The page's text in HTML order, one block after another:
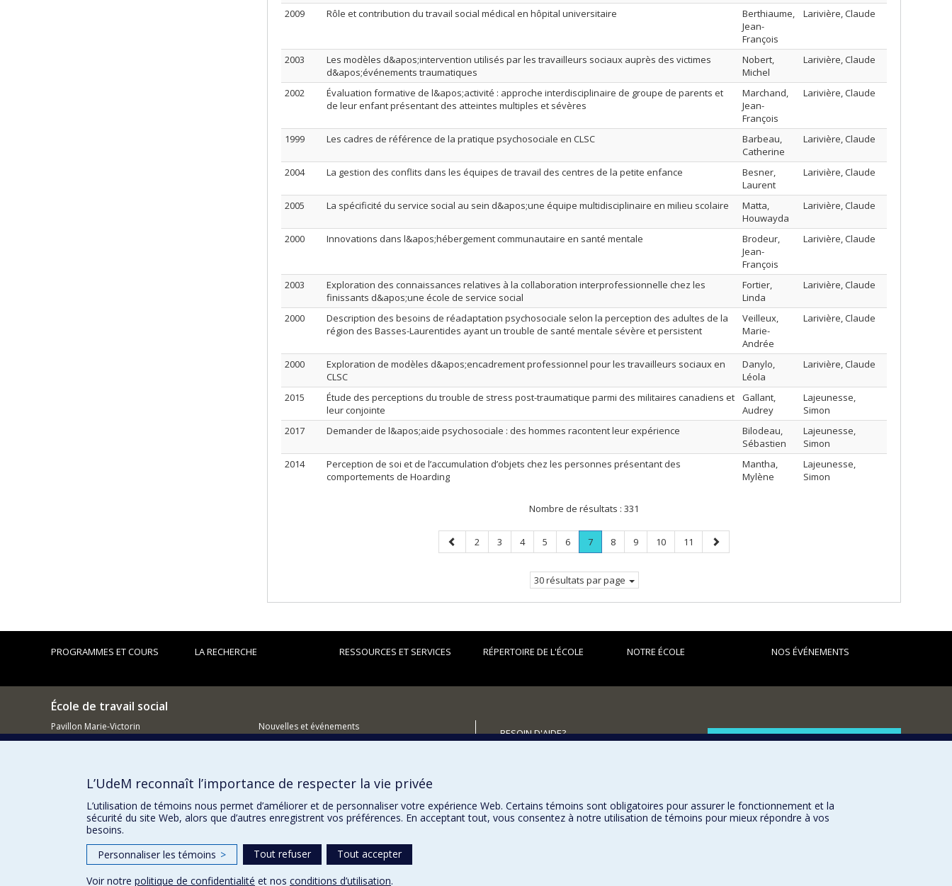
2009 Rôle et contribution du travail social médical en hôpital universitaire
Berthiaume,
Jean-
François
Larivière, Claude
2003
Les modèles d&apos;intervention utilisés par les travailleurs sociaux auprès des victimes
d&apos;événements traumatiques
Nobert,
Michel
Larivière, Claude
2002
Évaluation formative de l&apos;activité : approche interdisciplinaire de groupe de parents et
de leur enfant présentant des atteintes multiples et sévères
Marchand,
Jean-
François
Larivière, Claude
1999 Les cadres de référence de la pratique psychosociale en CLSC
Barbeau,
Catherine
Larivière, Claude
2004 La gestion des conflits dans les équipes de travail des centres de la petite enfance
Besner,
Laurent
Larivière, Claude
2005 La spécificité du service social au sein d&apos;une équipe multidisciplinaire en milieu scolaire
Matta,
Houwayda
Larivière, Claude
2000 Innovations dans l&apos;hébergement communautaire en santé mentale
Brodeur,
Jean-
François
Larivière, Claude
2003
Exploration des connaissances relatives à la collaboration interprofessionnelle chez les
finissants d&apos;une école de service social
Fortier,
Linda
Larivière, Claude
2000
Description des besoins de réadaptation psychosociale selon la perception des adultes de la
région des Basses-Laurentides ayant un trouble de santé mentale sévère et persistent
Veilleux,
Marie-
Andrée
Larivière, Claude
2000
Exploration de modèles d&apos;encadrement professionnel pour les travailleurs sociaux en
CLSC
Danylo,
Léola
Larivière, Claude
2015
Étude des perceptions du trouble de stress post-traumatique parmi des militaires canadiens et
leur conjointe
Gallant,
Audrey
Lajeunesse,
Simon
2017
Demander de l&apos;aide psychosociale : des hommes racontent leur expérience
Bilodeau,
Sébastien
Lajeunesse,
Simon
2014
Perception de soi et de l’accumulation d’objets chez les personnes présentant des
comportements de Hoarding
Mantha,
Mylène
Lajeunesse,
Simon
Nombre de résultats : 331
Page
précédente
Page
2 Page
3 Page
4 Page
5 Page
6 Page
7.
Page
Page
8 Page
9 Page
10 Page
11
Page
suivante
30 résultats par page
PROGRAMMES ET COURS LA RECHERCHE RESSOURCES ET SERVICES RÉPERTOIRE DE L'ÉCOLE NOTRE ÉCOLE NOS ÉVÉNEMENTS
École de travail social
Pavillon Marie-Victorin
Nouvelles et événements
BESOIN D'AIDE?
FACULTÉ DES ARTS ET DES SCIENCES
Nos programmes et cours
L’UdeM reconnaît l’importance de respecter la vie privée
L’utilisation de témoins nous permet d’améliorer et de personnaliser votre expérience Web. Certains témoins sont obligatoires pour assurer le fonctionnement et la
sécurité du site Web, alors que d’autres enregistrent vos préférences. En acceptant tout, vous consentez à notre utilisation de témoins pour mieux répondre à vos
besoins.
Personnaliser les témoins > Tout refuser
Tout accepter
Voir notre politique de confidentialité et nos conditions d’utilisation.